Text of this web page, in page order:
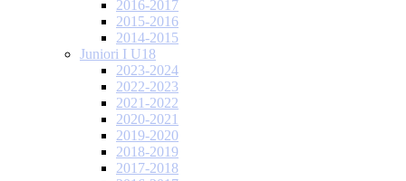
2016-2017
2015-2016
2014-2015
Juniori I U18
2023-2024
2022-2023
2021-2022
2020-2021
2019-2020
2018-2019
2017-2018